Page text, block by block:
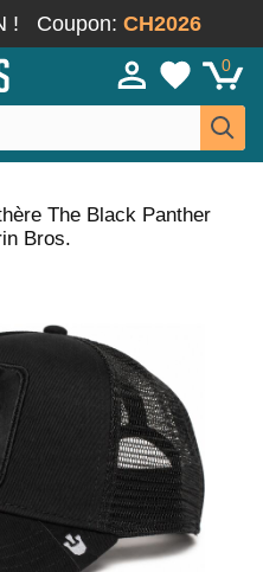
! Coupon: CH2026
0
The Black Panther
Bros.